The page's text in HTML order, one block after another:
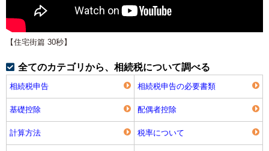
【住宅街篇 30秒】
全てのカテゴリから、相続税について調べる
相続税申告 相続税申告の必要書類
基礎控除 配偶者控除
計算方法 税率について